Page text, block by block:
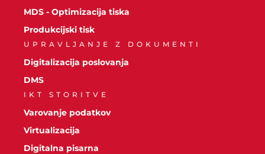
MDS - Optimizacija tiska
Produkcijski tisk
UPRAVLJANJE Z DOKUMENTI
Digitalizacija poslovanja
DMS
IKT STORITVE
Varovanje podatkov
Virtualizacija
Digitalna pisarna